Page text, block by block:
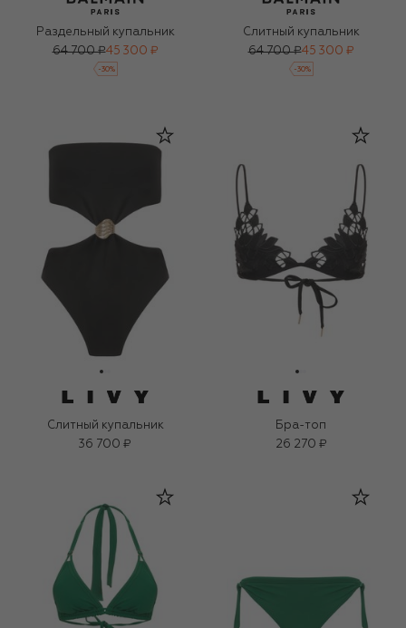
Раздельный купальник
64 700 ₽45 300 ₽
-30%
Слитный купальник
64 700 ₽45 300 ₽
-30%
Слитный купальник
36 700 ₽
Бра-топ
26 270 ₽